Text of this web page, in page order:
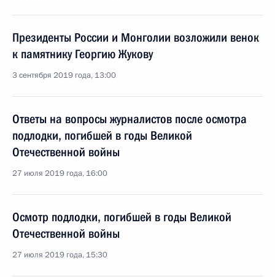
Президенты России и Монголии возложили венок
к памятнику Георгию Жукову
3 сентября 2019 года, 13:00
Ответы на вопросы журналистов после осмотра
подлодки, погибшей в годы Великой
Отечественной войны
27 июля 2019 года, 16:00
Осмотр подлодки, погибшей в годы Великой
Отечественной войны
27 июля 2019 года, 15:30